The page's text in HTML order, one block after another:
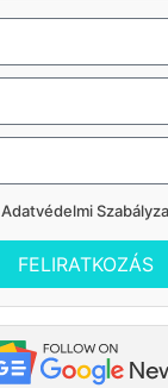
Adatvédelmi
FELIRATKOZÁS